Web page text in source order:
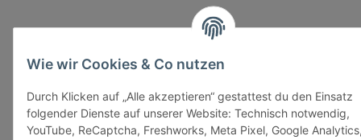
Wie wir Cookies & Co nutzen
Durch Klicken auf „Alle akzeptieren“ gestattest du den Einsatz
folgender Dienste auf unserer Website: Technisch notwendig,
YouTube, ReCaptcha, Freshworks, Meta Pixel, Google